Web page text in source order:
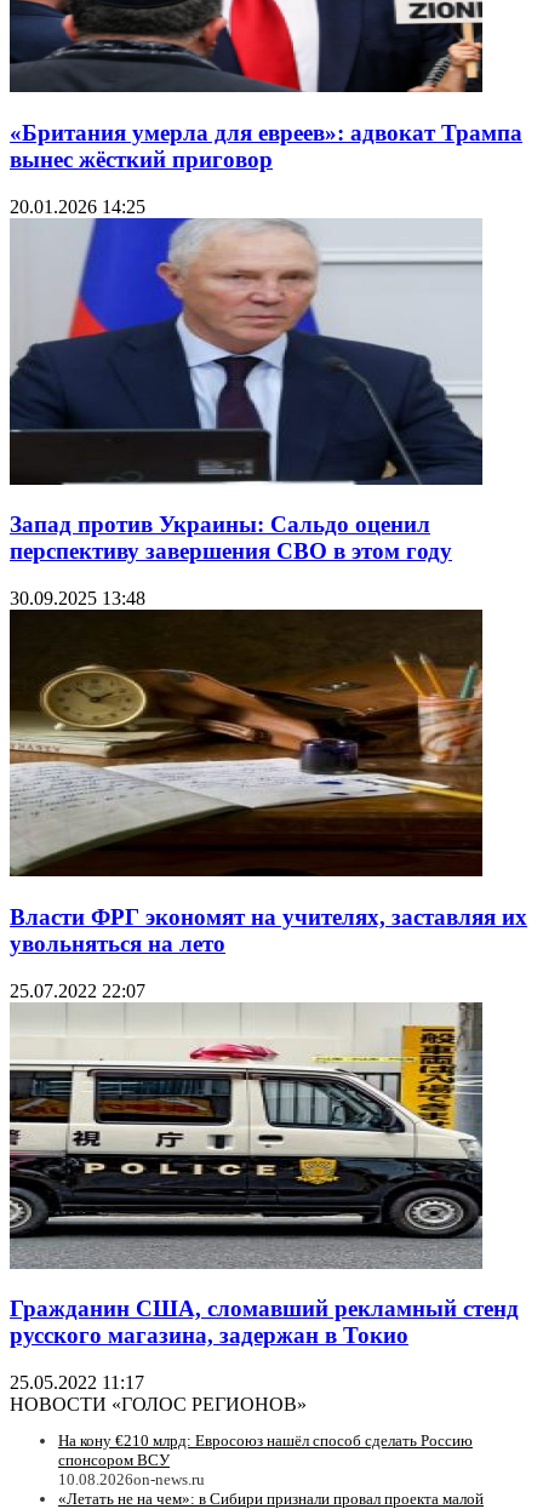
«Британия умерла для евреев»: адвокат Трампа
вынес жёсткий приговор
20.01.2026 14:25
Запад против Украины: Сальдо оценил
перспективу завершения СВО в этом году
30.09.2025 13:48
Власти ФРГ экономят на учителях, заставляя их
увольняться на лето
25.07.2022 22:07
Гражданин США, сломавший рекламный стенд
русского магазина, задержан в Токио
25.05.2022 11:17
НОВОСТИ «ГОЛОС РЕГИОНОВ»
На кону €210 млрд: Евросоюз нашёл способ сделать Россию
спонсором ВСУ
10.08.2026on-news.ru
«Летать не на чем»: в Сибири признали провал проекта малой